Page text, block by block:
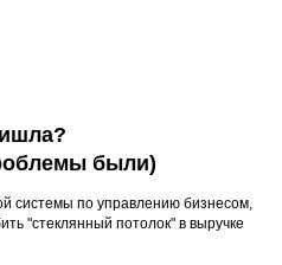
были)
системы по управлению бизнесом,
"стеклянный потолок" в выручке